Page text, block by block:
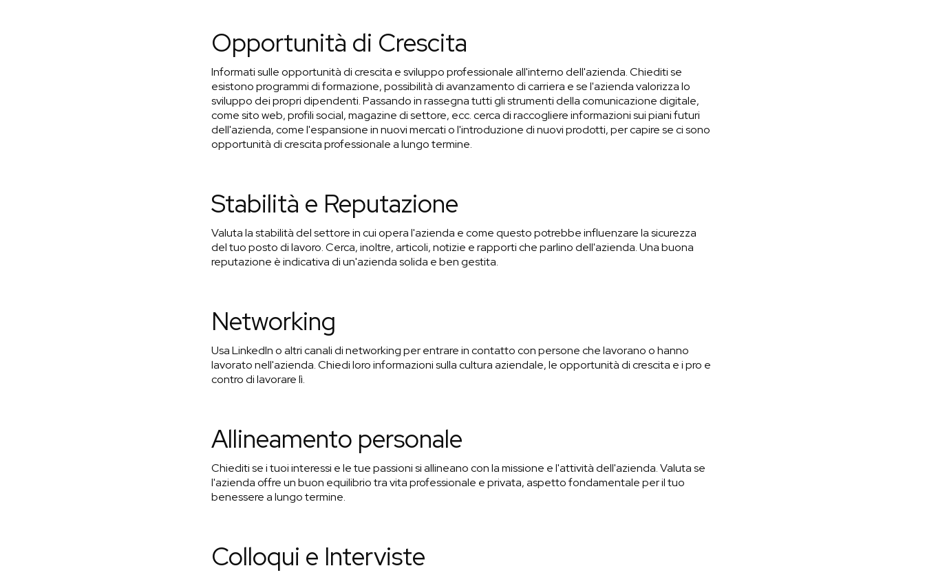
Opportunità di Crescita
Informati sulle opportunità di crescita e sviluppo professionale all'interno dell'azienda. Chiediti se
esistono programmi di formazione, possibilità di avanzamento di carriera e se l'azienda valorizza lo
sviluppo dei propri dipendenti. Passando in rassegna tutti gli strumenti della comunicazione digitale,
come sito web, profili social, magazine di settore, ecc. cerca di raccogliere informazioni sui piani futuri
dell'azienda, come l'espansione in nuovi mercati o l'introduzione di nuovi prodotti, per capire se ci sono
opportunità di crescita professionale a lungo termine.
Stabilità e Reputazione
Valuta la stabilità del settore in cui opera l'azienda e come questo potrebbe influenzare la sicurezza
del tuo posto di lavoro. Cerca, inoltre, articoli, notizie e rapporti che parlino dell'azienda. Una buona
reputazione è indicativa di un'azienda solida e ben gestita.
Networking
Usa LinkedIn o altri canali di networking per entrare in contatto con persone che lavorano o hanno
lavorato nell'azienda. Chiedi loro informazioni sulla cultura aziendale, le opportunità di crescita e i pro e
contro di lavorare lì.
Allineamento personale
Chiediti se i tuoi interessi e le tue passioni si allineano con la missione e l'attività dell'azienda. Valuta se
l'azienda offre un buon equilibrio tra vita professionale e privata, aspetto fondamentale per il tuo
benessere a lungo termine.
Colloqui e Interviste